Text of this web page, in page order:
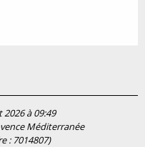
à 09:49
Méditerranée
: 7014807)